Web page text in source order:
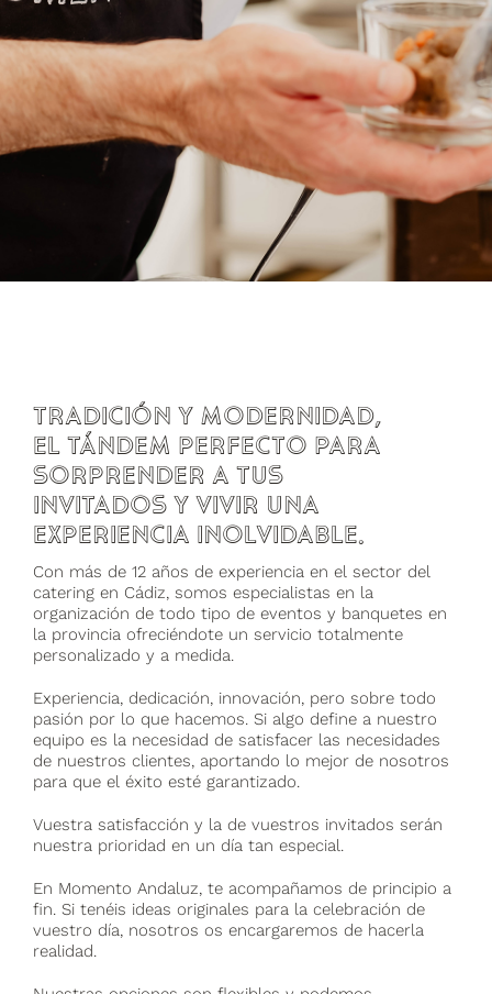
Tradición y modernidad,
el tándem perfecto para
sorprender a tus
invitados y vivir una
experiencia inolvidable.
Con más de 12 años de experiencia en el sector del
catering en Cádiz, somos especialistas en la
organización de todo tipo de eventos y banquetes en
la provincia ofreciéndote un servicio totalmente
personalizado y a medida.
Experiencia, dedicación, innovación, pero sobre todo
pasión por lo que hacemos. Si algo define a nuestro
equipo es la necesidad de satisfacer las necesidades
de nuestros clientes, aportando lo mejor de nosotros
para que el éxito esté garantizado.
Vuestra satisfacción y la de vuestros invitados serán
nuestra prioridad en un día tan especial.
En Momento Andaluz, te acompañamos de principio a
fin. Si tenéis ideas originales para la celebración de
vuestro día, nosotros os encargaremos de hacerla
realidad.